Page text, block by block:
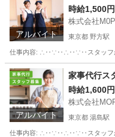
アルバイト
時給1,500円
株式会社
東京都 野方駅
仕事内容: ∴‥∵‥∴‥∵‥スタッフが
東京 中野区 野方駅
アルバイト
家事代行ス
時給1,600円
株式会社
東京都 湯島駅
仕事内容: ∴‥∵‥∴‥∵‥スタッフが